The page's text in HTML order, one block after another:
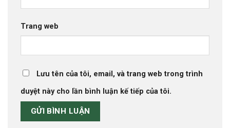
Trang web
Lưu tên của tôi, email, và trang web trong trình
duyệt này cho lần bình luận kế tiếp của tôi.